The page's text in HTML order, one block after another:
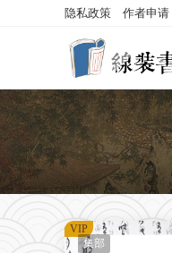
隐私政策 作者申请
集部
VIP